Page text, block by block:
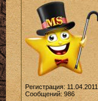
Регистрация: 11.04.2011
Сообщений: 986